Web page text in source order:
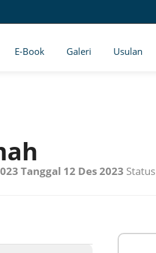
E-Book Galeri Usulan
Tanggal 12 Des 2023 Status